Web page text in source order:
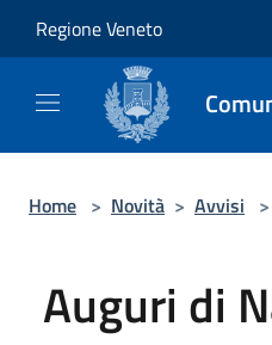
Regione Veneto
Home > Novità > Avvisi >
Auguri di